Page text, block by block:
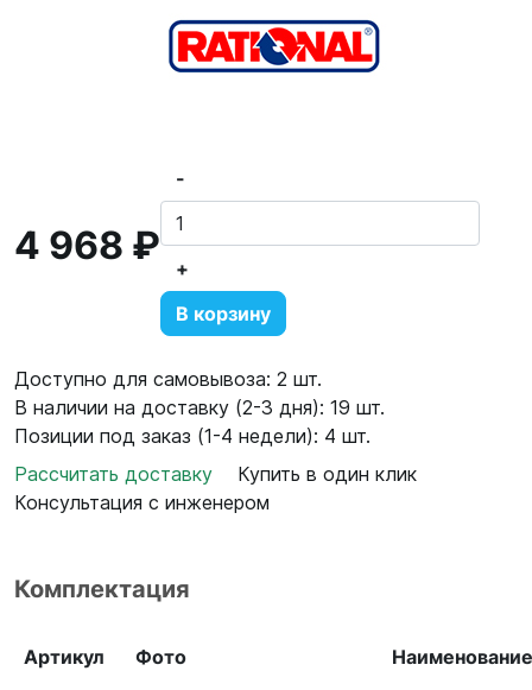
4 968 ₽
-
+
В корзину
Доступно для самовывоза: 2 шт.
В наличии на доставку (2-3 дня): 19 шт.
Позиции под заказ (1-4 недели): 4 шт.
Рассчитать доставку
Купить в один клик
Консультация с инженером
Комплектация
Артикул Фото
Наименование